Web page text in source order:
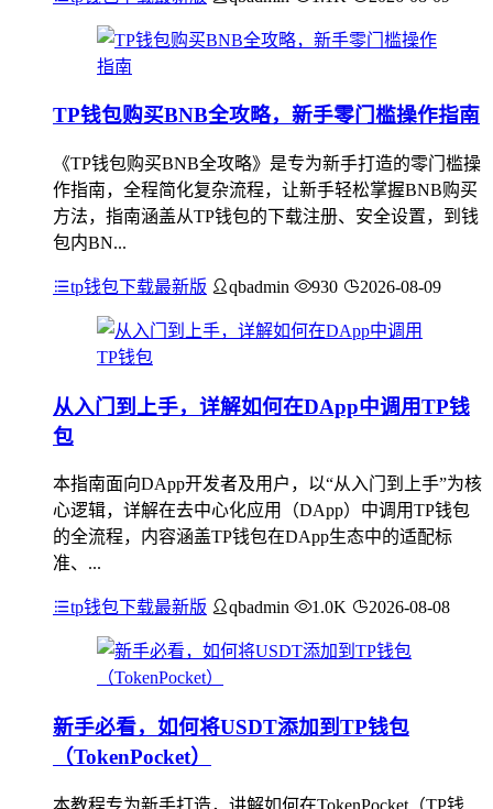
TP钱包购买BNB全攻略，新手零门槛操作指南
《TP钱包购买BNB全攻略》是专为新手打造的零门槛操
作指南，全程简化复杂流程，让新手轻松掌握BNB购买
方法，指南涵盖从TP钱包的下载注册、安全设置，到钱
包内BN...
tp钱包下载最新版 qbadmin 930 2026-08-09
从入门到上手，详解如何在DApp中调用TP钱
包
本指南面向DApp开发者及用户，以“从入门到上手”为核
心逻辑，详解在去中心化应用（DApp）中调用TP钱包
的全流程，内容涵盖TP钱包在DApp生态中的适配标
准、...
tp钱包下载最新版 qbadmin 1.0K 2026-08-08
新手必看，如何将USDT添加到TP钱包
（TokenPocket）
本教程专为新手打造，讲解如何在TokenPocket（TP钱